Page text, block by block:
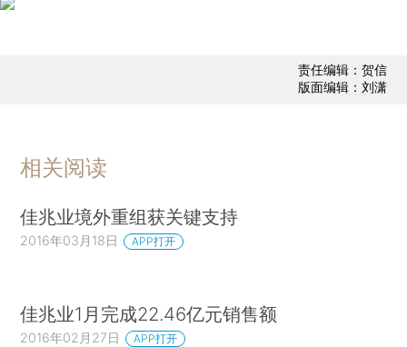
责任编辑：贺信
版面编辑：刘潇
相关阅读
佳兆业境外重组获关键支持
2016年03月18日 APP打开
佳兆业1月完成22.46亿元销售额
2016年02月27日 APP打开